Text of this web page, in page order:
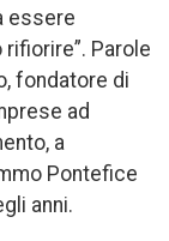
essere
Parole
fondatore di
ad
a
Pontefice
anni.